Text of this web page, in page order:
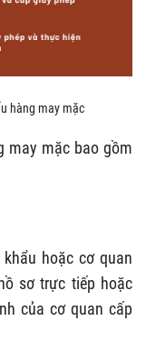
hàng may mặc
may mặc bao gồm
hoặc cơ quan
sơ trực tiếp hoặc
của cơ quan cấp